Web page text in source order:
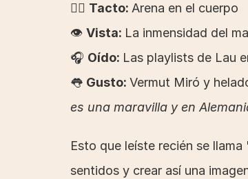
✋🏻 Tacto: Arena en el cuerpo
👁️ Vista: La inmensidad del
🎧 Oído: Las playlists de Lau
👅 Gusto: Vermut Miró y
es una maravilla y en
Esto que leíste recién se
sentidos y crear así una